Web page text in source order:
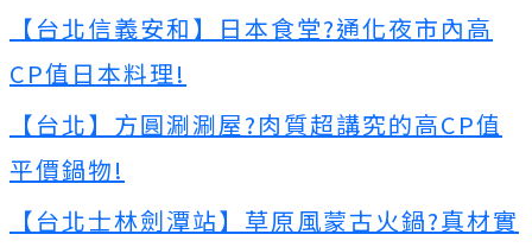
【台北信義安和】日本食堂?通化夜市內高
CP值日本料理!
【台北】方圓涮涮屋?肉質超講究的高CP值
平價鍋物!
【台北士林劍潭站】草原風蒙古火鍋?真材實